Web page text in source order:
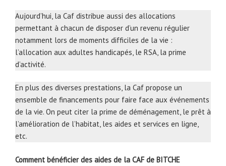
Aujourd’hui, la Caf distribue aussi des allocations
permettant à chacun de disposer d’un revenu régulier
notamment lors de moments difficiles de la vie :
l’allocation aux adultes handicapés, le RSA, la prime
d’activité.
En plus des diverses prestations, la Caf propose un
ensemble de financements pour faire face aux événements
de la vie. On peut citer la prime de déménagement, le prêt à
l’amélioration de l’habitat, les aides et services en ligne,
etc.
Comment bénéficier des aides de la CAF de BITCHE